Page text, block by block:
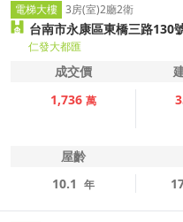
電梯大樓 3房(室)2廳2衛
台南市永康區東橋三路130
仁發大都匯
成交價
1,736 萬
屋齡
10.1 年